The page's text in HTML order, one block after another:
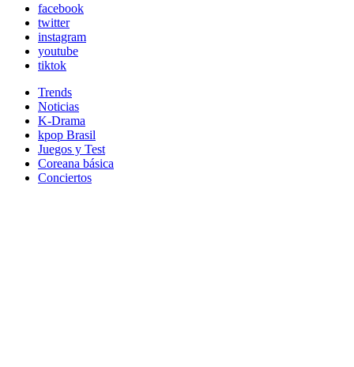
facebook
twitter
instagram
youtube
tiktok
Trends
Noticias
K-Drama
kpop Brasil
Juegos y Test
Coreana básica
Conciertos